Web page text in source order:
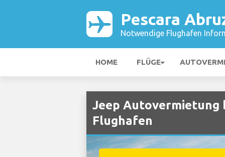
Pescara
Notwendige Flughafen
HOME FLÜGE
Jeep Autovermietung
Flughafen